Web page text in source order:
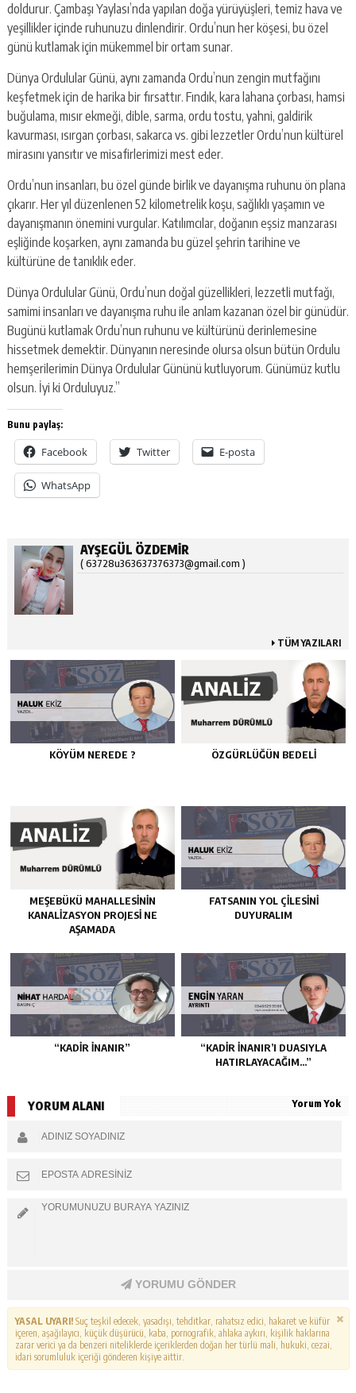
doldurur. Çambaşı Yaylası’nda yapılan doğa yürüyüşleri, temiz hava ve
yeşillikler içinde ruhunuzu dinlendirir. Ordu’nun her köşesi, bu özel
günü kutlamak için mükemmel bir ortam sunar.
Dünya Ordulular Günü, aynı zamanda Ordu’nun zengin mutfağını
keşfetmek için de harika bir fırsattır. Fındık, kara lahana çorbası, hamsi
buğulama, mısır ekmeği, dible, sarma, ordu tostu, yahni, galdirik
kavurması, ısırgan çorbası, sakarca vs. gibi lezzetler Ordu’nun kültürel
mirasını yansıtır ve misafirlerimizi mest eder.
Ordu’nun insanları, bu özel günde birlik ve dayanışma ruhunu ön plana
çıkarır. Her yıl düzenlenen 52 kilometrelik koşu, sağlıklı yaşamın ve
dayanışmanın önemini vurgular. Katılımcılar, doğanın eşsiz manzarası
eşliğinde koşarken, aynı zamanda bu güzel şehrin tarihine ve
kültürüne de tanıklık eder.
Dünya Ordulular Günü, Ordu’nun doğal güzellikleri, lezzetli mutfağı,
samimi insanları ve dayanışma ruhu ile anlam kazanan özel bir günüdür.
Bugünü kutlamak Ordu’nun ruhunu ve kültürünü derinlemesine
hissetmek demektir. Dünyanın neresinde olursa olsun bütün Ordulu
hemşerilerimin Dünya Ordulular Gününü kutluyorum. Günümüz kutlu
olsun. İyi ki Orduluyuz.”
Bunu paylaş:
Facebook Twitter E-posta
WhatsApp
AYŞEGÜL ÖZDEMİR
( 63728u363637376373@gmail.com )
TÜM YAZILARI
KÖYÜM NEREDE ? ÖZGÜRLÜĞÜN BEDELİ
MEŞEBÜKÜ MAHALLESİNİN
KANALİZASYON PROJESİ NE
AŞAMADA
FATSANIN YOL ÇİLESİNİ
DUYURALIM
“KADIR İNANIR”
“KADIR İNANIR’I DUASIYLA
HATIRLAYACAĞIM…”
YORUM ALANI Yorum Yok
YORUMU GÖNDER
YASAL UYARI!Suç teşkil edecek, yasadışı, tehditkar, rahatsız edici, hakaret ve küfür
içeren, aşağılayıcı, küçük düşürücü, kaba, pornografik, ahlaka aykırı, kişilik haklarına
zarar verici ya da benzeri niteliklerde içeriklerden doğan her türlü mali, hukuki, cezai,
idari sorumluluk içeriği gönderen kişiye aittir.